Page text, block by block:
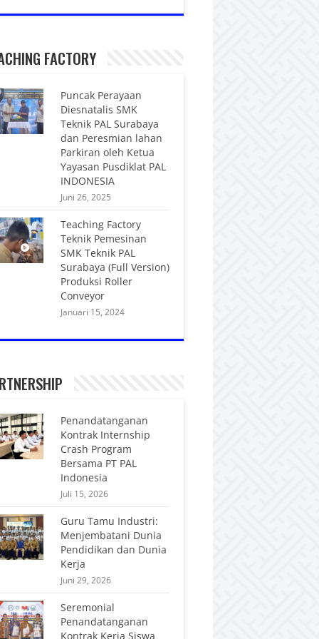
FACTORY
Puncak Perayaan
Diesnatalis SMK
Teknik PAL Surabaya
dan Peresmian lahan
Parkiran oleh Ketua
Yayasan Pusdiklat PAL
INDONESIA
Juni 26, 2025
Teaching Factory
Teknik Pemesinan
SMK Teknik PAL
Surabaya (Full Version)
Produksi Roller
Conveyor
Januari 15, 2024
Penandatanganan
Kontrak Internship
Crash Program
Bersama PT PAL
Indonesia
Juli 15, 2026
Guru Tamu Industri:
Menjembatani Dunia
Pendidikan dan Dunia
Kerja
Juni 29, 2026
Seremonial
Penandatanganan
Kontrak Kerja Siswa